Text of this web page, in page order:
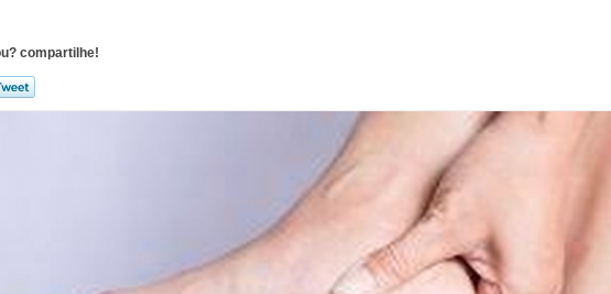
compartilhe!